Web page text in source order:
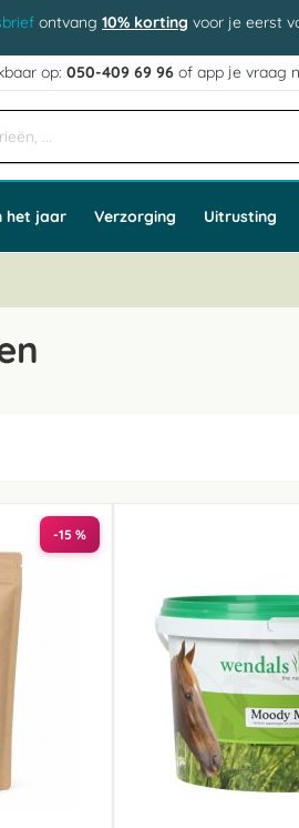
ontvang 10% korting voor je eerst
op:050-409 69 96 of app je vraag
het jaar Verzorging Uitrusting
-15 %